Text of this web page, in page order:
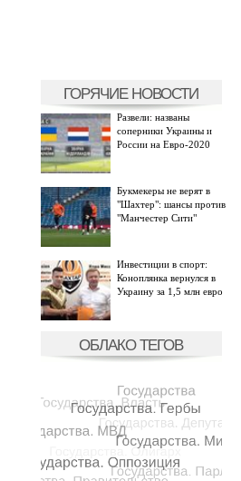
ГОРЯЧИЕ НОВОСТИ
Развели: названы
соперники Украины и
России на Евро-2020
Букмекеры не верят в
"Шахтер": шансы против
"Манчестер Сити"
Инвестиции в спорт:
Коноплянка вернулся в
Украину за 1,5 млн евро
ОБЛАКО ТЕГОВ